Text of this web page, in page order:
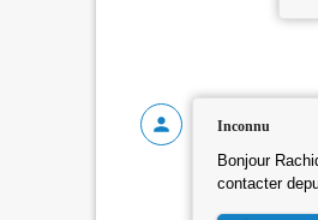
Inconnu
Bonjour
contacter